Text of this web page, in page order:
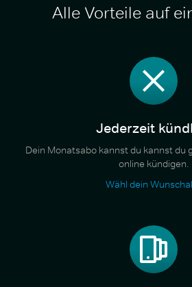
Alle Vorteile auf
Jederzeit
Dein Monatsabo kannst du kannst du
online kündigen.
Wähl dein